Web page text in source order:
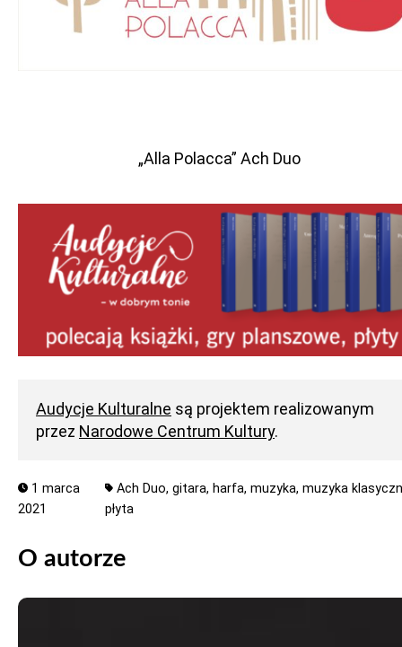
„Alla Polacca” Ach Duo
Audycje Kulturalne są projektem realizowanym
przez Narodowe Centrum Kultury.
1 marca
2021
Ach Duo,gitara, harfa,muzyka,muzyka
płyta
O autorze